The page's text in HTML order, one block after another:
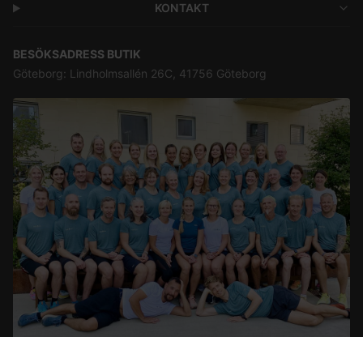
KONTAKT
BESÖKSADRESS BUTIK
Göteborg: Lindholmsallén 26C, 41756 Göteborg